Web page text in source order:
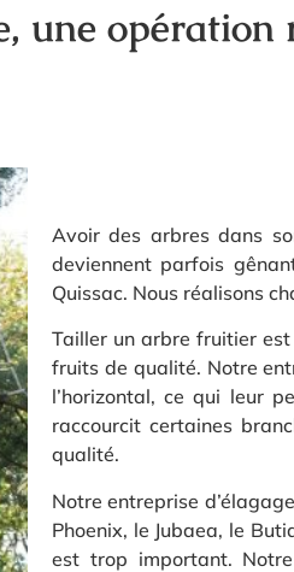
une
Avoir des arbres dans
deviennent parfois
Quissac. Nous réalisons
Tailler un arbre fruitier
fruits de qualité. Notre
l’horizontal, ce qui leur
raccourcit certaines
qualité.
Notre entreprise
Phoenix, le Jubaea, le
est trop important.